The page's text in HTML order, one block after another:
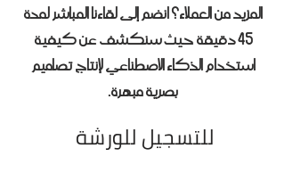
المزيد من العملاء؟ انضم إلى لقاءنا المباشر لمدة
45 دقيقة حيث سنكشف عن كيفية
استخدام الذكاء الاصطناعي لإنتاج تصاميم
بصرية مبهرة.
للتسجيل للورشة